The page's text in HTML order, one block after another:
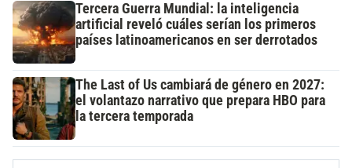
Tercera Guerra Mundial: la inteligencia
artificial reveló cuáles serían los primeros
países latinoamericanos en ser derrotados
The Last of Us cambiará de género en 2027:
el volantazo narrativo que prepara HBO para
la tercera temporada